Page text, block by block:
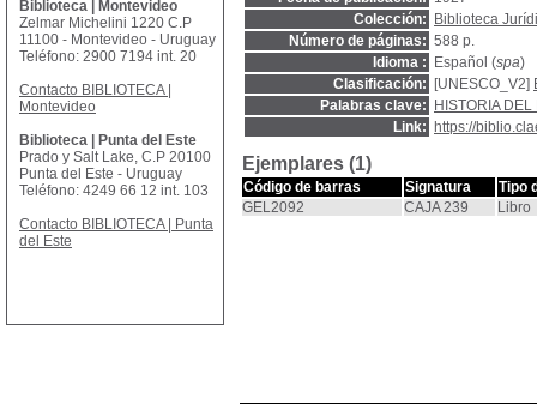
Colección:
Biblioteca
Número de páginas: 588 p.
Idioma :
Español (spa)
Clasificación:
[UNESCO_V2]
Palabras clave:
HISTORIA
Link:
https://
Ejemplares (1)
Código de barras Signatura
Tipo
GEL2092
CAJA 239 Libro
Biblioteca | Montevideo
Zelmar Michelini 1220 C.P
11100 - Montevideo - Uruguay
Teléfono: 2900 7194 int. 20
Contacto BIBLIOTECA |
Montevideo
Biblioteca | Punta del Este
Prado y Salt Lake, C.P 20100
Punta del Este - Uruguay
Teléfono: 4249 66 12 int. 103
Contacto BIBLIOTECA | Punta
del Este